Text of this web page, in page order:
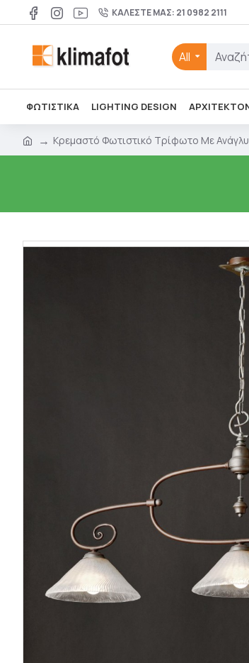
ΚΑΛΈΣΤΕ ΜΑΣ: 21 0982 2111
All
ΦΩΤΙΣΤΙΚΑ LIGHTING DESIGN
Κρεμαστό Φωτιστικό Τρίφωτο Με